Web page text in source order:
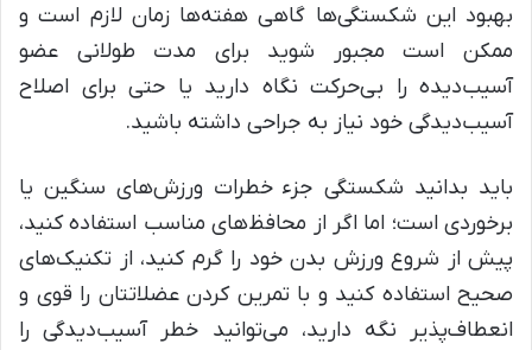
بهبود این شکستگی‌ها گاهی هفته‌ها زمان لازم است و
ممکن است مجبور شوید برای مدت طولانی عضو
آسیب‌دیده را بی‌حرکت نگاه دارید یا حتی برای اصلاح
آسیب‌دیدگی خود نیاز به جراحی داشته باشید.
باید بدانید شکستگی جزء خطرات ورزش‌های سنگین یا
برخوردی است؛ اما اگر از محافظ‌های مناسب استفاده کنید،
پیش از شروع ورزش بدن خود را گرم کنید، از تکنیک‌های
صحیح استفاده کنید و با تمرین کردن عضلاتتان را قوی و
انعطاف‌پذیر نگه دارید، می‌توانید خطر آسیب‌دیدگی را